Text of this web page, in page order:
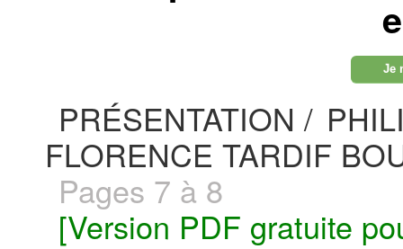
Je
PRÉSENTATION /
FLORENCE TARDIF
Pages 7 à 8
[Version PDF gratuite